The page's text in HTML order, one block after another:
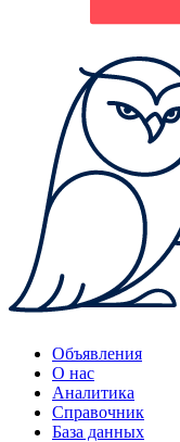
Объявления
О нас
Аналитика
Справочник
База данных